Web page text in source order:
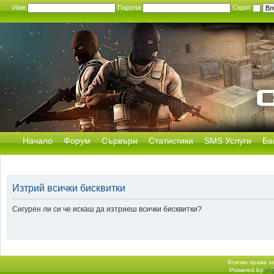
Име: Парола: Скрит
Начало Форум Сървъри Статистики SMS Услуги
Изтрий всички бисквитки
Сигурен ли си че искаш да изтриеш всички бисквитки?
Всички права
Powered by